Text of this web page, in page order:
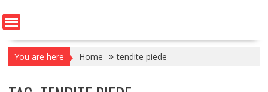
You are here Home tendite piede